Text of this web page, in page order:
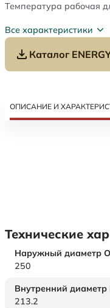
Температура рабочая
Все характеристики
Каталог
ОПИСАНИЕ И
Технические
Наружный диаметр
250
Внутренний диаметр
213.2